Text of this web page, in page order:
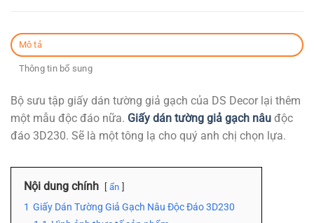
Mô tả
Thông tin bổ sung
Bộ sưu tập giấy dán tường giả gạch của DS Decor lại thêm
một mẫu độc đáo nữa. Giấy dán tường giả gạch nâu độc
đáo 3D230. Sẽ là một tông lạ cho quý anh chị chọn lựa.
Nội dung chính ẩn
1 Giấy Dán Tường Giả Gạch Nâu Độc Đáo 3D230